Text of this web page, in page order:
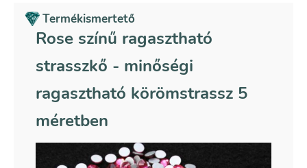
Termékismertető
Rose színű ragasztható
strasszkő - minőségi
ragasztható körömstrassz 5
méretben